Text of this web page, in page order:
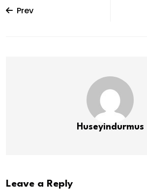
Prev
Huseyindurmus
Leave a Reply